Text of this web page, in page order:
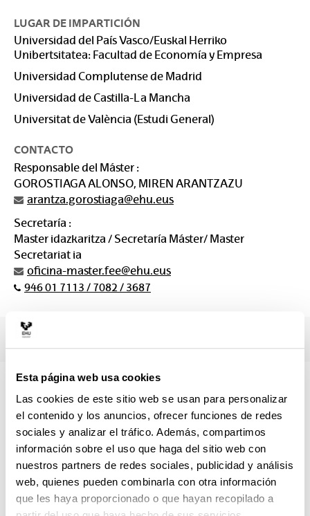
Esta página web usa cookies
Las cookies de este sitio web se usan para personalizar
el contenido y los anuncios, ofrecer funciones de redes
sociales y analizar el tráfico. Además, compartimos
información sobre el uso que haga del sitio web con
nuestros partners de redes sociales, publicidad y análisis
web, quienes pueden combinarla con otra información
que les haya proporcionado o que hayan recopilado a
LUGAR DE IMPARTICIÓN
Universidad del País Vasco/Euskal Herriko
Unibertsitatea: Facultad de Economía y Empresa
Universidad Complutense de Madrid
Universidad de Castilla-La Mancha
Universitat de València (Estudi General)
CONTACTO
Responsable del Máster :
GOROSTIAGA ALONSO, MIREN ARANTZAZU
arantza.gorostiaga@ehu.eus
Secretaría :
Master idazkaritza / Secretaría Máster/ Master
Secretariat ia
oficina-master.fee@ehu.eus
946 01 7113 / 7082 / 3687